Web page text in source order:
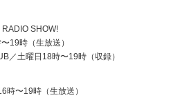
RADIO SHOW!
19時（生放送）
／土曜日18時〜19時（収録）
時〜19時（生放送）